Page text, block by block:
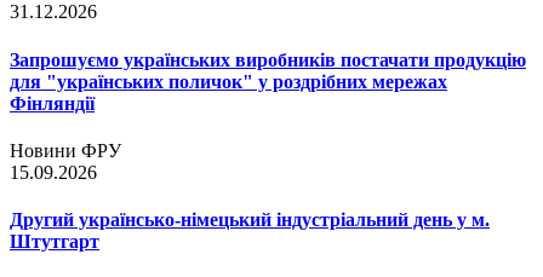
31.12.2026
Запрошуємо українських виробників постачати продукцію
для "українських поличок" у роздрібних мережах
Фінляндії
Новини ФРУ
15.09.2026
Другий українсько-німецький індустріальний день у м.
Штутгарт